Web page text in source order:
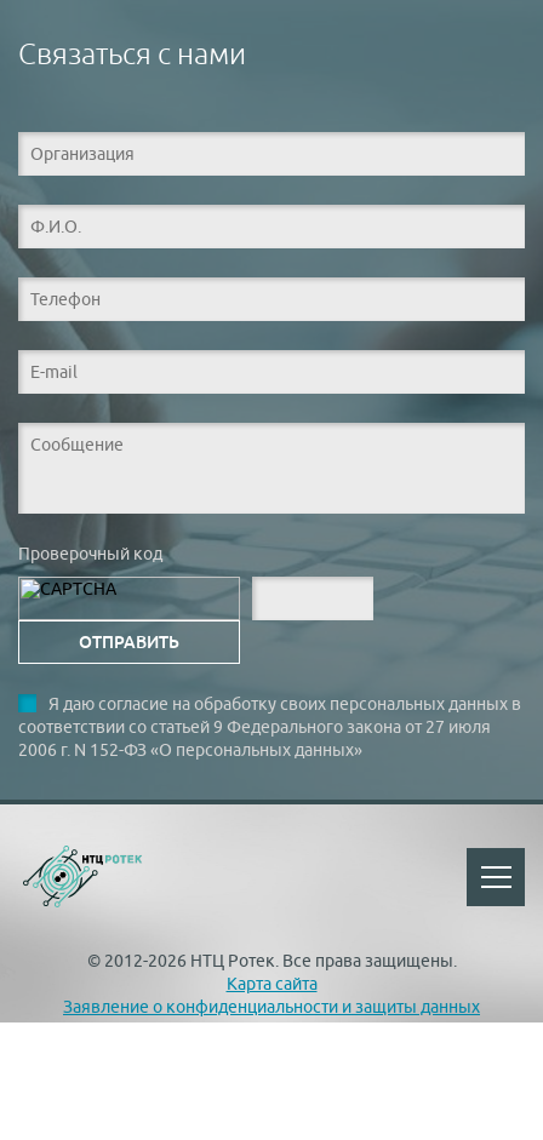
Связаться с нами
Проверочный код
Я даю согласие на обработку своих персональных данных в
соответствии со статьей 9 Федерального закона от 27 июля
2006 г. N 152-ФЗ «О персональных данных»
© 2012-2026 НТЦ Ротек. Все права защищены.
Карта сайта
Заявление о конфиденциальности и защиты данных